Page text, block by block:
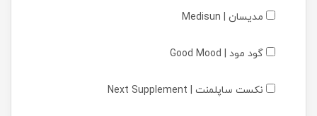
مدیسان | Medisun
گود مود | Good Mood
نکست ساپلمنت | Next Supplement